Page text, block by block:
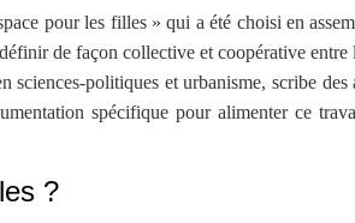
pour les filles » qui a été choisi en
de façon collective et coopérative entre
politiques et urbanisme, scribe
spécifique pour alimenter ce
?